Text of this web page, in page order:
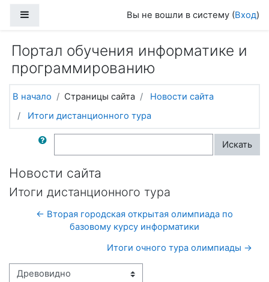
Вы не вошли в систему (Вход)
Портал обучения информатике и
программированию
В начало Страницы сайта
Новости сайта
Итоги дистанционного тура
Поиск по форумам Искать
Новости сайта
Итоги дистанционного тура
← Вторая городская открытая олимпиада по
базовому курсу информатики
Итоги очного тура олимпиады →
Режим отображения